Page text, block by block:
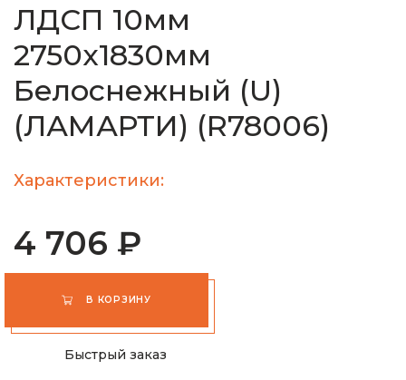
ЛДСП 10мм
2750х1830мм
Белоснежный (U)
(ЛАМАРТИ) (R78006)
Характеристики:
4 706 ₽
В КОРЗИНУ
Быстрый заказ